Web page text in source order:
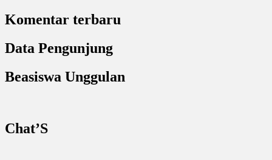
Komentar terbaru
Data Pengunjung
Beasiswa Unggulan
Chat’S